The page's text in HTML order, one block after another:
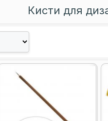
Кисти для